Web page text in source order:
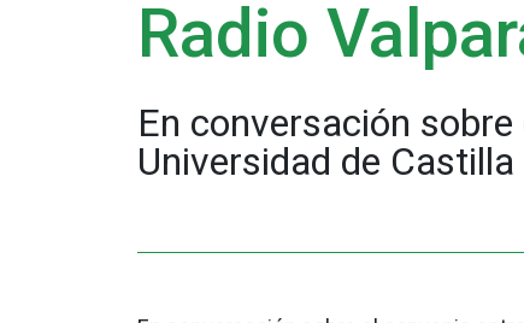
Radio
En conversación
Universidad de